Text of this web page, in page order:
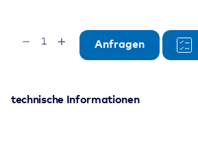
16-
Anfragen
technische Informationen